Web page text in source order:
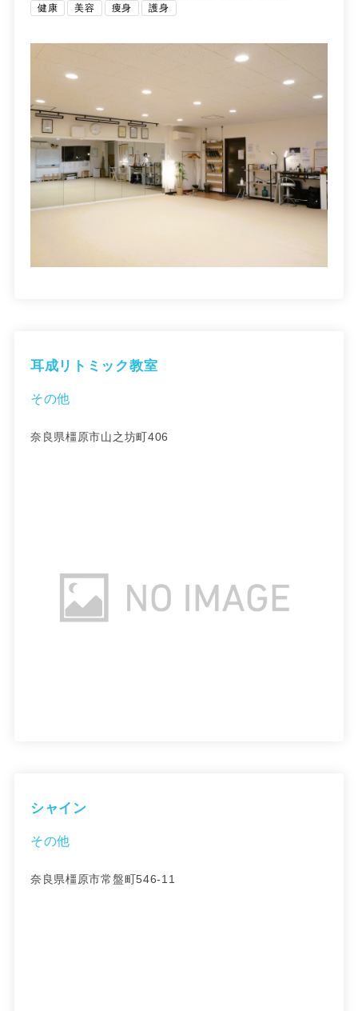
健康
美容 痩身 護身
耳成リトミック教室
その他
奈良県橿原市山之坊町406
シャイン
その他
奈良県橿原市常盤町546-11